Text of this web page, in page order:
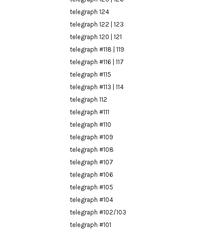
telegraph 124
telegraph 122 | 123
telegraph 120 | 121
telegraph #118 | 119
telegraph #116 | 117
telegraph #115
telegraph #113 | 114
telegraph 112
telegraph #111
telegraph #110
telegraph #109
telegraph #108
telegraph #107
telegraph #106
telegraph #105
telegraph #104
telegraph #102/103
telegraph #101